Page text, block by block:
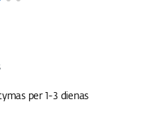
per 1-3 dienas